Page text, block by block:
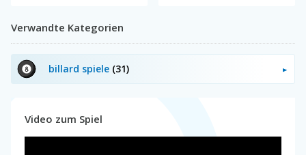
Verwandte Kategorien
billard spiele (31)
Video zum Spiel